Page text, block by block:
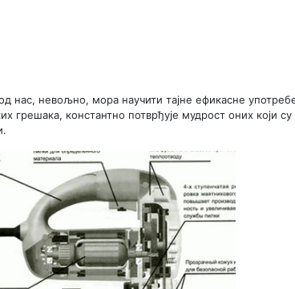
нас, невољно, мора научити тајне ефикасне
грешака, константно потврђује мудрост оних који